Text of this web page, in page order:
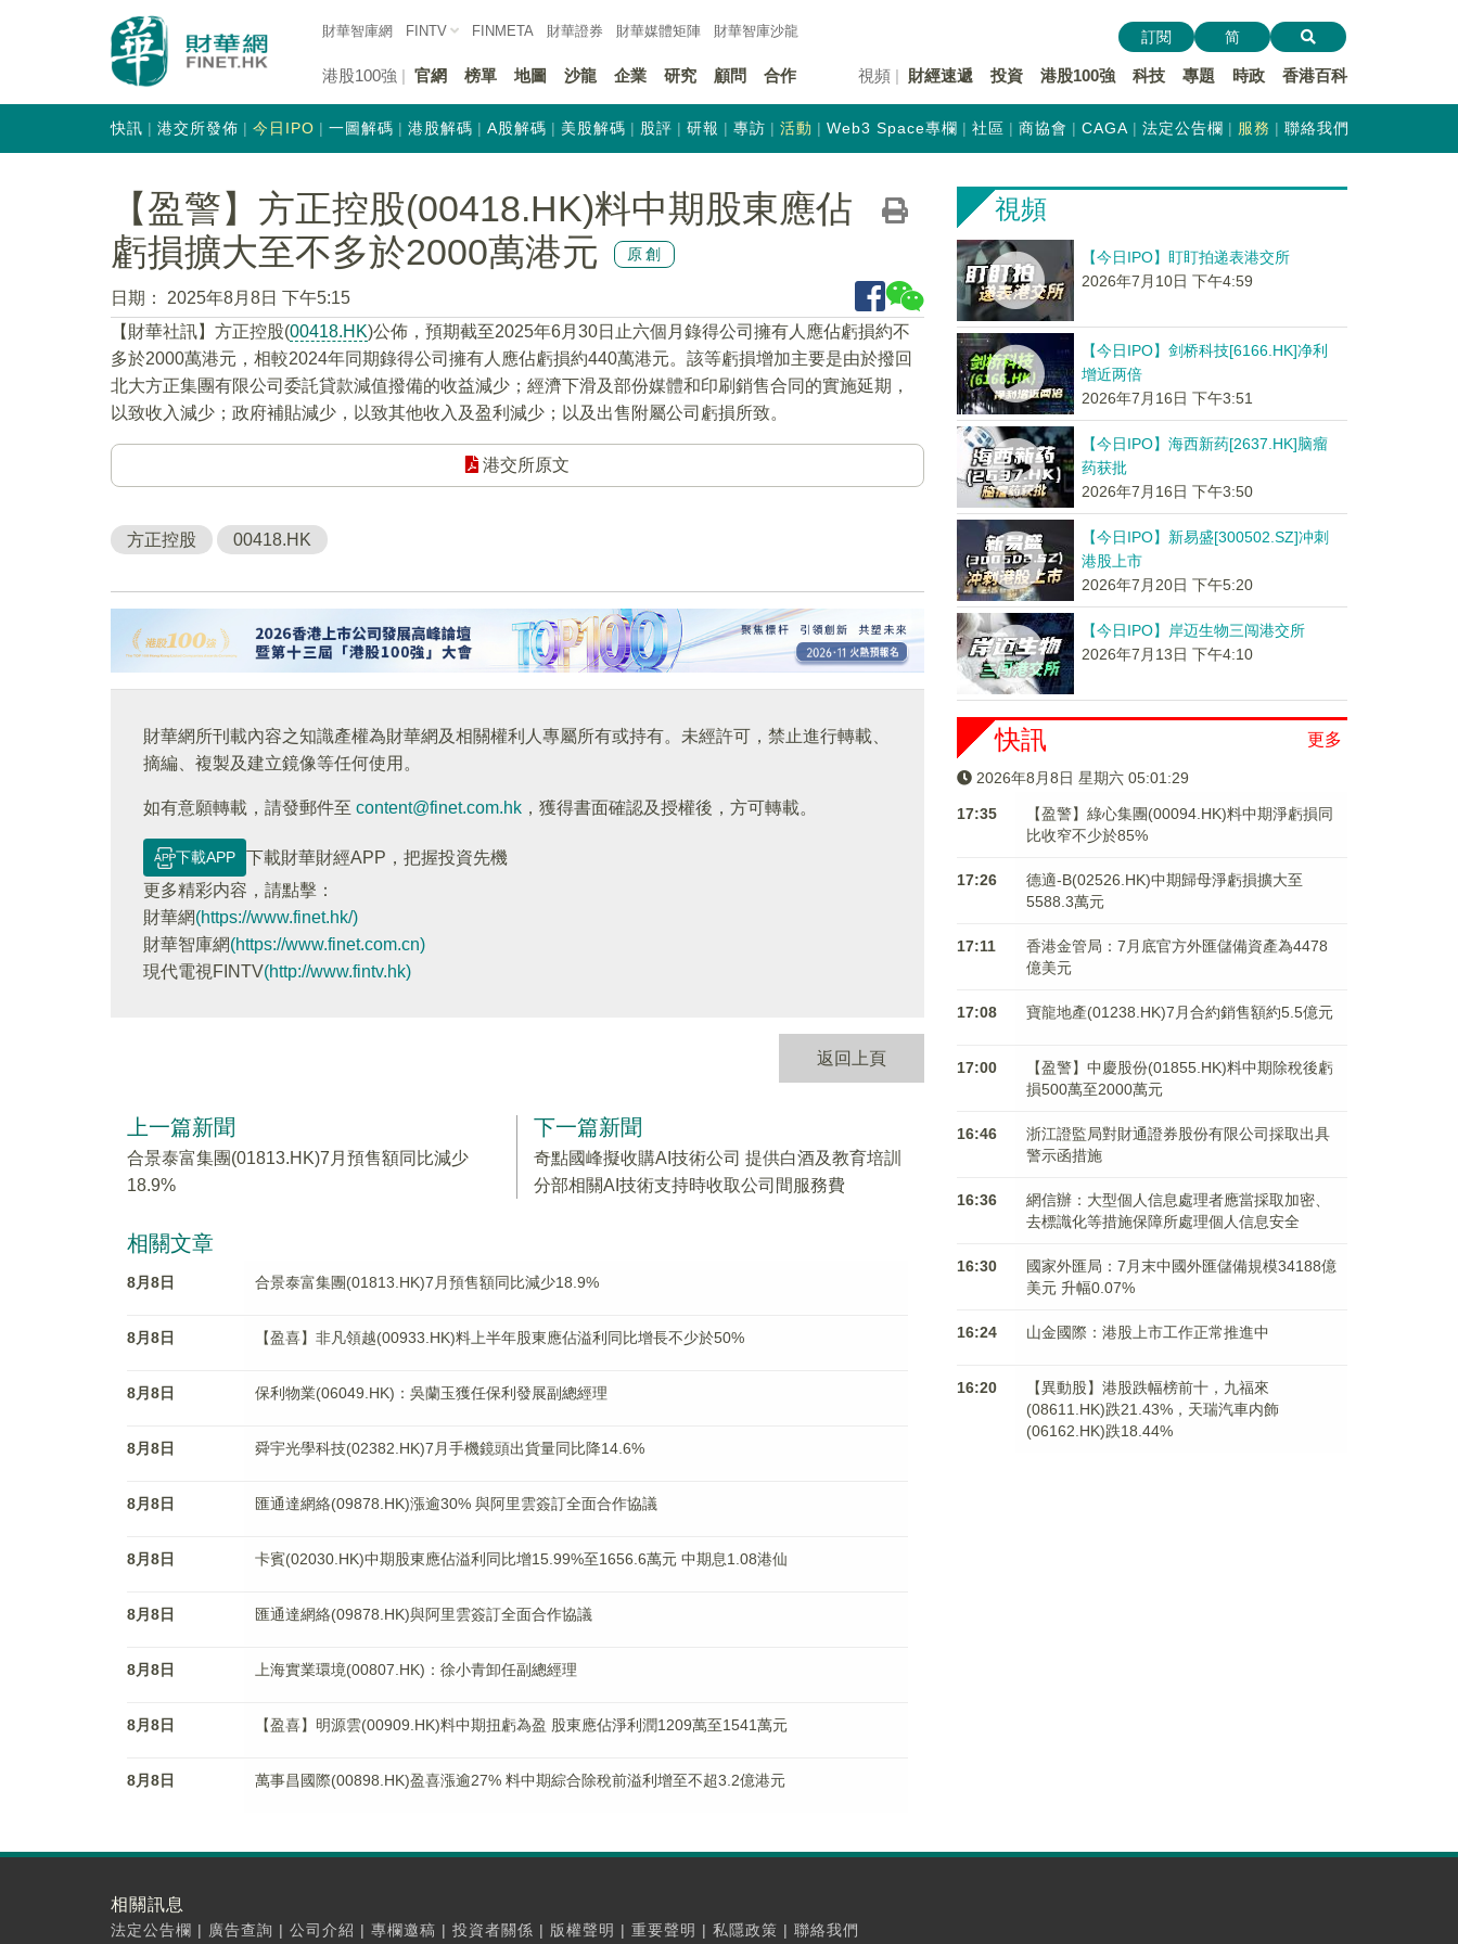
財華智庫網 FINTV FINMETA 財華證券 財華媒體矩陣 財華智庫沙龍
港股100強 官網 榜單 地圖 沙龍 企業 研究 顧問 合作 視頻 財經速遞 投資 港股100強 科技 專題 時政 香港百科
訂閱 简
快訊 港交所發佈 今日IPO 一圖解碼 港股解碼 A股解碼 美股解碼 股評 研報 專訪 活動 Web3 Space專欄 社區 商協會 CAGA 法定公告欄 服務 聯絡我們
【盈警】方正控股(00418.HK)料中期股東應佔
虧損擴大至不多於2000萬港元
原創
日期：
2025年8月8日 下午5:15
【財華社訊】方正控股(00418.HK)公佈，預期截至2025年6月30日止六個月錄得公司擁有人應佔虧損約不
多於2000萬港元，相較2024年同期錄得公司擁有人應佔虧損約440萬港元。該等虧損增加主要是由於撥回
北大方正集團有限公司委託貸款減值撥備的收益減少；經濟下滑及部份媒體和印刷銷售合同的實施延期，
以致收入減少；政府補貼減少，以致其他收入及盈利減少；以及出售附屬公司虧損所致。
港交所原文
方正控股 00418.HK
財華網所刊載內容之知識產權為財華網及相關權利人專屬所有或持有。未經許可，禁止進行轉載、
摘編、複製及建立鏡像等任何使用。
如有意願轉載，請發郵件至 content@finet.com.hk ，獲得書面確認及授權後，方可轉載。
下載APP
下載財華財經APP，把握投資先機
更多精彩内容，請點擊：
財華網(https://www.finet.hk/)
財華智庫網(https://www.finet.com.cn)
現代電視FINTV(http://www.fintv.hk)
返回上頁
上一篇新聞
合景泰富集團(01813.HK)7月預售額同比減少
18.9%
下一篇新聞
奇點國峰擬收購AI技術公司 提供白酒及教育培訓
分部相關AI技術支持時收取公司間服務費
相關文章
8月8日 合景泰富集團(01813.HK)7月預售額同比減少18.9%
8月8日 【盈喜】非凡領越(00933.HK)料上半年股東應佔溢利同比增長不少於50%
8月8日 保利物業(06049.HK)：吳蘭玉獲任保利發展副總經理
8月8日 舜宇光學科技(02382.HK)7月手機鏡頭出貨量同比降14.6%
8月8日 匯通達網絡(09878.HK)漲逾30% 與阿里雲簽訂全面合作協議
8月8日 卡賓(02030.HK)中期股東應佔溢利同比增15.99%至1656.6萬元 中期息1.08港仙
8月8日 匯通達網絡(09878.HK)與阿里雲簽訂全面合作協議
8月8日 上海實業環境(00807.HK)：徐小青卸任副總經理
8月8日 【盈喜】明源雲(00909.HK)料中期扭虧為盈 股東應佔淨利潤1209萬至1541萬元
8月8日 萬事昌國際(00898.HK)盈喜漲逾27% 料中期綜合除稅前溢利增至不超3.2億港元
視頻
【今日IPO】盯盯拍递表港交所
2026年7月10日 下午4:59
【今日IPO】剑桥科技[6166.HK]净利
增近两倍
2026年7月16日 下午3:51
【今日IPO】海西新药[2637.HK]脑瘤
药获批
2026年7月16日 下午3:50
【今日IPO】新易盛[300502.SZ]冲刺
港股上市
2026年7月20日 下午5:20
【今日IPO】岸迈生物三闯港交所
2026年7月13日 下午4:10
更多
快訊
2026年8月8日 星期六 05:01:29
17:35
【盈警】綠心集團(00094.HK)料中期淨虧損同
比收窄不少於85%
17:26
德適-B(02526.HK)中期歸母淨虧損擴大至
5588.3萬元
17:11
香港金管局：7月底官方外匯儲備資產為4478
億美元
17:08 寶龍地產(01238.HK)7月合約銷售額約5.5億元
17:00
【盈警】中慶股份(01855.HK)料中期除稅後虧
損500萬至2000萬元
16:46
浙江證監局對財通證券股份有限公司採取出具
警示函措施
16:36
網信辦：大型個人信息處理者應當採取加密、
去標識化等措施保障所處理個人信息安全
16:30
國家外匯局：7月末中國外匯儲備規模34188億
美元 升幅0.07%
16:24 山金國際：港股上市工作正常推進中
16:20
【異動股】港股跌幅榜前十，九福來
(08611.HK)跌21.43%，天瑞汽車内飾
(06162.HK)跌18.44%
相關訊息
法定公告欄 | 廣告查詢 | 公司介紹 | 專欄邀稿 | 投資者關係 | 版權聲明 | 重要聲明 | 私隱政策 | 聯絡我們